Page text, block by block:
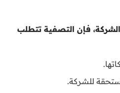
فإن التصفية تتطلب
للشركة.